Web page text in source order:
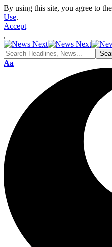
By using this site, you agree to the
Use.
Accept
,
Font
Aa